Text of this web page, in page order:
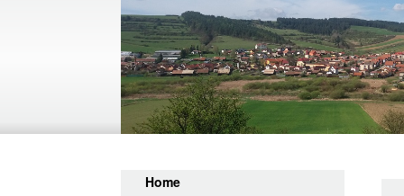
Home